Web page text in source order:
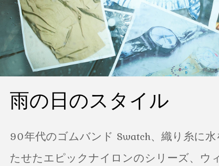
雨の日のスタイル
90年代のゴムバンド Swatch、織り糸に
たせたエピックナイロンのシリーズ、ウ